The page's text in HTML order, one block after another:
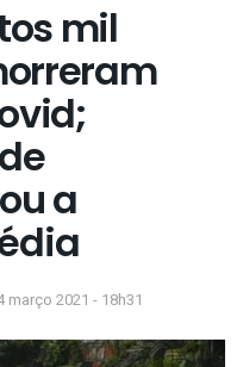
mil
a
março 2021 - 18h31